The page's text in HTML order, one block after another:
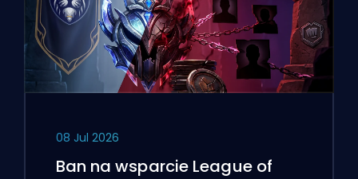
08 Jul 2026
Ban na wsparcie League of